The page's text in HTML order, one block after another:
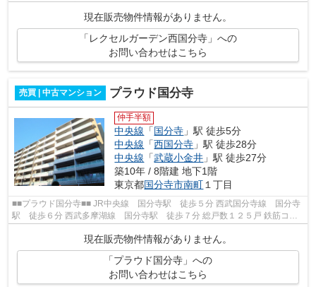
平成１１年２月完成
現在販売物件情報がありません。
「レクセルガーデン西国分寺」への
お問い合わせはこちら
売買 | 中古マンション プラウド国分寺
仲手半額
中央線 「国分寺 」駅 徒歩5分
中央線 「西国分寺 」駅 徒歩28分
中央線 「武蔵小金井 」駅 徒歩27分
築10年 / 8階建 地下1階
東京都国分寺市南町１丁目
■■プラウド国分寺■■ JR中央線 国分寺駅 徒歩５分 西武国分寺線 国分寺
駅 徒歩６分 西武多摩湖線 国分寺駅 徒歩７分 総戸数１２５戸 鉄筋コン
現在販売物件情報がありません。
「プラウド国分寺」への
お問い合わせはこちら